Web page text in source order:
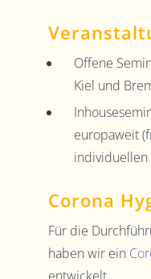
Offene
Kiel und
europaweit
individuellen
Corona
Für die
haben wir ein